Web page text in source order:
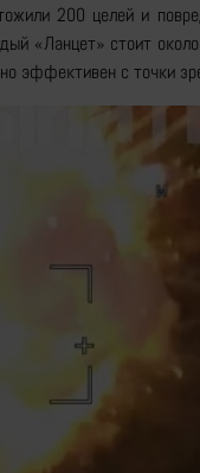
200 целей и
«Ланцет» стоит
эффективен с точки